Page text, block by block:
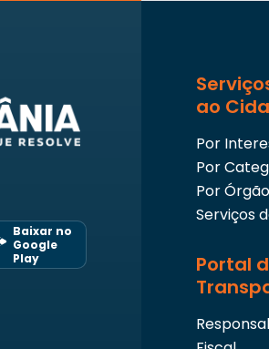
Baixar no
Google
Play
ao
Por
Por
Por Órgão
Serviços
Portal